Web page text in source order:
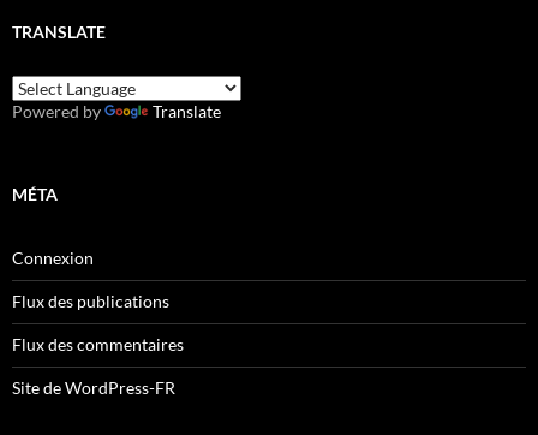
TRANSLATE
Powered by Translate
MÉTA
Connexion
Flux des publications
Flux des commentaires
Site de WordPress-FR